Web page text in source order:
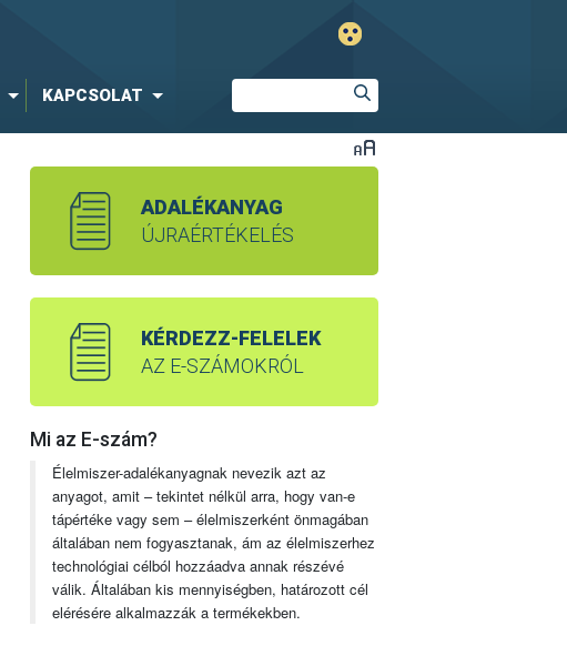
KAPCSOLAT
ADALÉKANYAG
ÚJRAÉRTÉKELÉS
KÉRDEZZ-FELELEK
AZ E-SZÁMOKRÓL
Mi az E-szám?
Élelmiszer-adalékanyagnak nevezik azt az
anyagot, amit – tekintet nélkül arra, hogy van-e
tápértéke vagy sem – élelmiszerként önmagában
általában nem fogyasztanak, ám az élelmiszerhez
technológiai célból hozzáadva annak részévé
válik. Általában kis mennyiségben, határozott cél
elérésére alkalmazzák a termékekben.